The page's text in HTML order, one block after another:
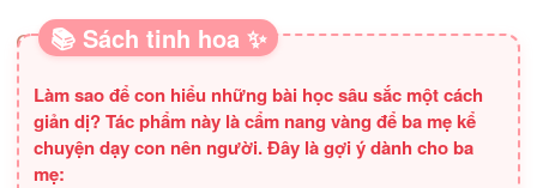
SÁCH HAY CHO BA MẸ
📚 Sách tinh hoa ✨
Làm sao để con hiểu những bài học sâu sắc một cách
giản dị? Tác phẩm này là cẩm nang vàng để ba mẹ kể
chuyện dạy con nên người. Đây là gợi ý dành cho ba
mẹ: